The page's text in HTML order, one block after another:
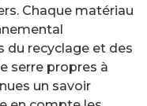
Chaque matériau
du recyclage et des
serre propres à
un savoir